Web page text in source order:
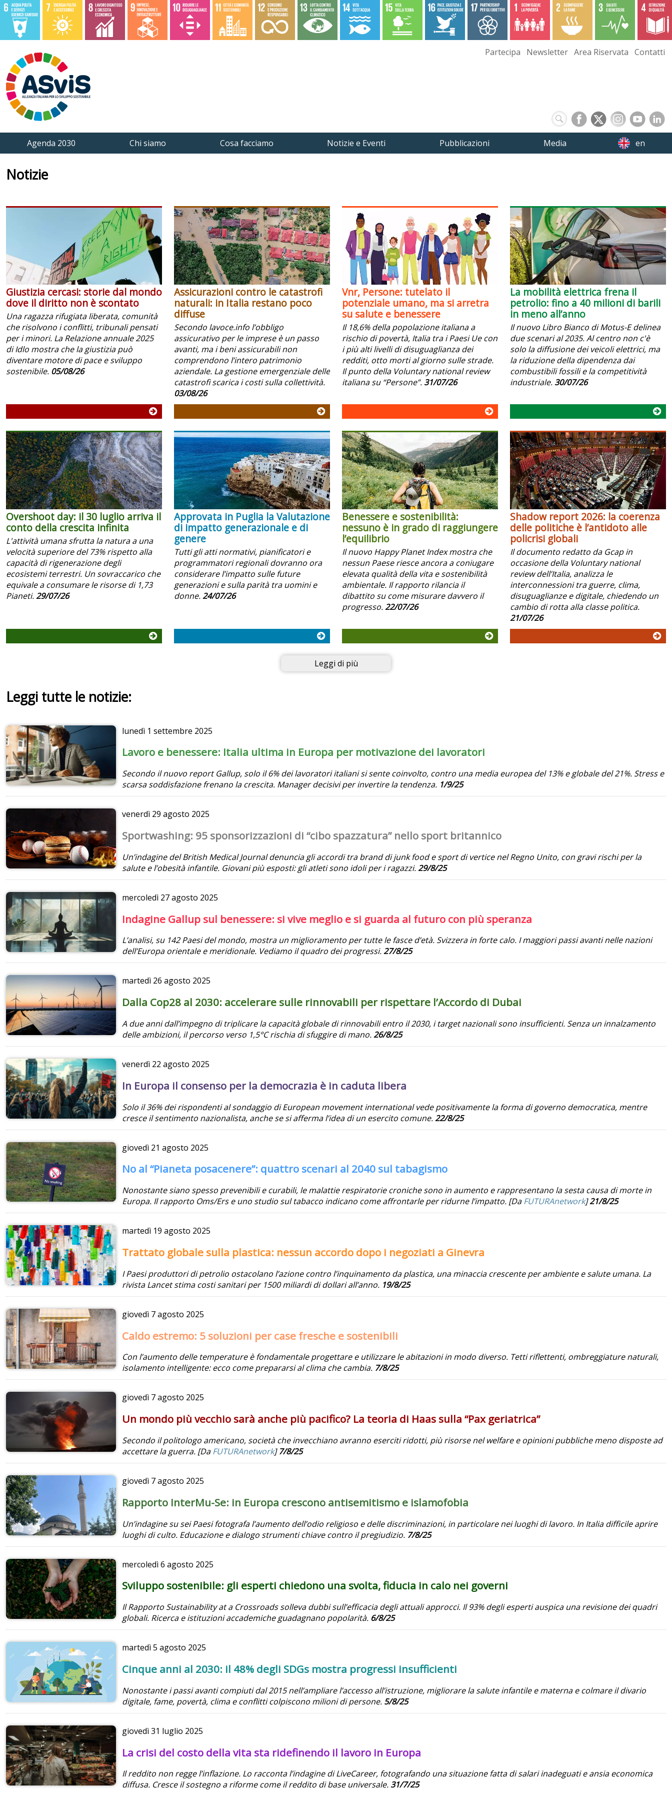
Partecipa Newsletter Area Riservata Contatti
Agenda 2030 Chi siamo Cosa facciamo Notizie e Eventi Pubblicazioni Media en
Notizie
Giustizia cercasi: storie dal mondo
dove il diritto non è scontato
Una ragazza rifugiata liberata, comunità
che risolvono i conflitti, tribunali pensati
per i minori. La Relazione annuale 2025
di Idlo mostra che la giustizia può
diventare motore di pace e sviluppo
sostenibile. 05/08/26
Assicurazioni contro le catastrofi
naturali: in Italia restano poco
diffuse
Secondo lavoce.info l’obbligo
assicurativo per le imprese è un passo
avanti, ma i beni assicurabili non
comprendono l’intero patrimonio
aziendale. La gestione emergenziale delle
catastrofi scarica i costi sulla collettività.
03/08/26
Vnr, Persone: tutelato il
potenziale umano, ma si arretra
su salute e benessere
Il 18,6% della popolazione italiana a
rischio di povertà, Italia tra i Paesi Ue con
i più alti livelli di disuguaglianza dei
redditi, otto morti al giorno sulle strade.
Il punto della Voluntary national review
italiana su “Persone”. 31/07/26
La mobilità elettrica frena il
petrolio: fino a 40 milioni di barili
in meno all’anno
Il nuovo Libro Bianco di Motus-E delinea
due scenari al 2035. Al centro non c'è
solo la diffusione dei veicoli elettrici, ma
la riduzione della dipendenza dai
combustibili fossili e la competitività
industriale. 30/07/26
Overshoot day: il 30 luglio arriva il
conto della crescita infinita
L'attività umana sfrutta la natura a una
velocità superiore del 73% rispetto alla
capacità di rigenerazione degli
ecosistemi terrestri. Un sovraccarico che
equivale a consumare le risorse di 1,73
Pianeti.29/07/26
Approvata in Puglia la Valutazione
di impatto generazionale e di
genere
Tutti gli atti normativi, pianificatori e
programmatori regionali dovranno ora
considerare l’impatto sulle future
generazioni e sulla parità tra uomini e
donne.24/07/26
Benessere e sostenibilità:
nessuno è in grado di raggiungere
l’equilibrio
Il nuovo Happy Planet Index mostra che
nessun Paese riesce ancora a coniugare
elevata qualità della vita e sostenibilità
ambientale. Il rapporto rilancia il
dibattito su come misurare davvero il
progresso.22/07/26
Shadow report 2026: la coerenza
delle politiche è l’antidoto alle
policrisi globali
Il documento redatto da Gcap in
occasione della Voluntary national
review dell’Italia, analizza le
interconnessioni tra guerre, clima,
disuguaglianze e digitale, chiedendo un
cambio di rotta alla classe politica.
21/07/26
Leggi di più
Leggi tutte le notizie:
lunedì 1 settembre 2025
Lavoro e benessere: Italia ultima in Europa per motivazione dei lavoratori
Secondo il nuovo report Gallup, solo il 6% dei lavoratori italiani si sente coinvolto, contro una media europea del 13% e globale del 21%. Stress e
scarsa soddisfazione frenano la crescita. Manager decisivi per invertire la tendenza. 1/9/25
venerdì 29 agosto 2025
Sportwashing: 95 sponsorizzazioni di “cibo spazzatura” nello sport britannico
Un’indagine del British Medical Journal denuncia gli accordi tra brand di junk food e sport di vertice nel Regno Unito, con gravi rischi per la
salute e l’obesità infantile. Giovani più esposti: gli atleti sono idoli per i ragazzi.29/8/25
mercoledì 27 agosto 2025
Indagine Gallup sul benessere: si vive meglio e si guarda al futuro con più speranza
L’analisi, su 142 Paesi del mondo, mostra un miglioramento per tutte le fasce d’età. Svizzera in forte calo. I maggiori passi avanti nelle nazioni
dell’Europa orientale e meridionale. Vediamo il quadro dei progressi.27/8/25
martedì 26 agosto 2025
Dalla Cop28 al 2030: accelerare sulle rinnovabili per rispettare l’Accordo di Dubai
A due anni dall’impegno di triplicare la capacità globale di rinnovabili entro il 2030, i target nazionali sono insufficienti. Senza un innalzamento
delle ambizioni, il percorso verso 1,5°C rischia di sfuggire di mano.26/8/25
venerdì 22 agosto 2025
In Europa il consenso per la democrazia è in caduta libera
Solo il 36% dei rispondenti al sondaggio di European movement international vede positivamente la forma di governo democratica, mentre
cresce il sentimento nazionalista, anche se si afferma l’idea di un esercito comune.22/8/25
giovedì 21 agosto 2025
No al “Pianeta posacenere”: quattro scenari al 2040 sul tabagismo
Nonostante siano spesso prevenibili e curabili, le malattie respiratorie croniche sono in aumento e rappresentano la sesta causa di morte in
Europa. Il rapporto Oms/Ers e uno studio sul tabacco indicano come affrontarle per ridurne l’impatto. [DaFUTURAnetwork]21/8/25
martedì 19 agosto 2025
Trattato globale sulla plastica: nessun accordo dopo i negoziati a Ginevra
I Paesi produttori di petrolio ostacolano l’azione contro l’inquinamento da plastica, una minaccia crescente per ambiente e salute umana. La
rivista Lancet stima costi sanitari per 1500 miliardi di dollari all’anno. 19/8/25
giovedì 7 agosto 2025
Caldo estremo: 5 soluzioni per case fresche e sostenibili
Con l’aumento delle temperature è fondamentale progettare e utilizzare le abitazioni in modo diverso. Tetti riflettenti, ombreggiature naturali,
isolamento intelligente: ecco come prepararsi al clima che cambia. 7/8/25
giovedì 7 agosto 2025
Un mondo più vecchio sarà anche più pacifico? La teoria di Haas sulla “Pax geriatrica”
Secondo il politologo americano, società che invecchiano avranno eserciti ridotti, più risorse nel welfare e opinioni pubbliche meno disposte ad
accettare la guerra. [DaFUTURAnetwork]7/8/25
giovedì 7 agosto 2025
Rapporto InterMu-Se: in Europa crescono antisemitismo e islamofobia
Un’indagine su sei Paesi fotografa l’aumento dell’odio religioso e delle discriminazioni, in particolare nei luoghi di lavoro. In Italia difficile aprire
luoghi di culto. Educazione e dialogo strumenti chiave contro il pregiudizio. 7/8/25
mercoledì6 agosto 2025
Sviluppo sostenibile: gli esperti chiedono una svolta, fiducia in calo nei governi
Il Rapporto Sustainability at a Crossroads solleva dubbi sull’efficacia degli attuali approcci. Il 93% degli esperti auspica una revisione dei quadri
globali. Ricerca e istituzioni accademiche guadagnano popolarità. 6/8/25
martedì5 agosto 2025
Cinque anni al 2030: il 48% degli SDGs mostra progressi insufficienti
Nonostante i passi avanti compiuti dal 2015 nell’ampliare l’accesso all’istruzione, migliorare la salute infantile e materna e colmare il divario
digitale, fame, povertà, clima e conflitti colpiscono milioni di persone. 5/8/25
giovedì31 luglio 2025
La crisi del costo della vita sta ridefinendo il lavoro in Europa
Il reddito non regge l’inflazione. Lo racconta l’indagine di LiveCareer, fotografando una situazione fatta di salari inadeguati e ansia economica
diffusa. Cresce il sostegno a riforme come il reddito di base universale. 31/7/25